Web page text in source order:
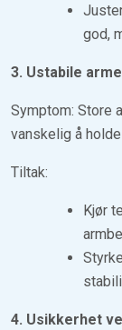
god,
3. Ustabile
Symptom: Store
vanskelig å
Tiltak:
Kjør
4. Usikkerhet